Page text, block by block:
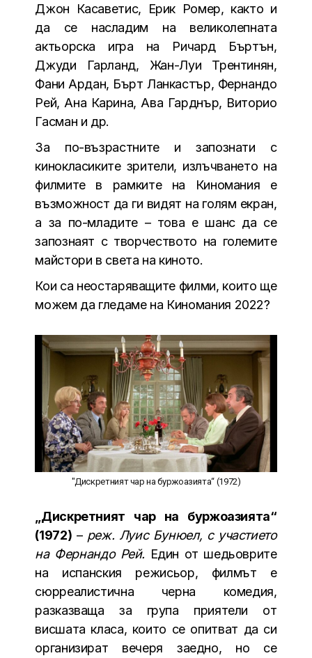
Джон Касаветис, Ерик Ромер, както и
да се насладим на великолепната
актьорска игра на Ричард Бъртън,
Джуди Гарланд, Жан-Луи Трентинян,
Фани Ардан, Бърт Ланкастър, Фернандо
Рей, Ана Карина, Ава Гарднър, Виторио
Гасман и др.
За по-възрастните и запознати с
кинокласиките зрители, излъчването на
филмите в рамките на Киномания е
възможност да ги видят на голям екран,
а за по-младите – това е шанс да се
запознаят с творчеството на големите
майстори в света на киното.
Кои са неостаряващите филми, които ще
можем да гледаме на Киномания 2022?
"Дискретният чар на буржоазията“ (1972)
„Дискретният чар на буржоазията“
(1972) – реж. Луис Бунюел, с участието
на Фернандо Рей. Един от шедьоврите
на испанския режисьор, филмът е
сюрреалистична черна комедия,
разказваща за група приятели от
висшата класа, които се опитват да си
организират вечеря заедно, но се